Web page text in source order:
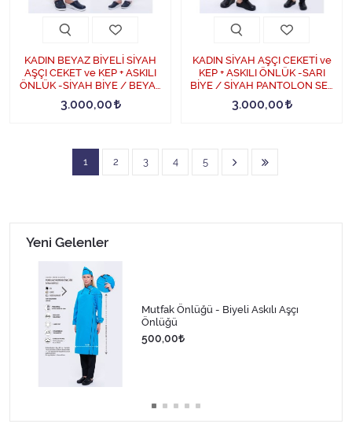
KADIN BEYAZ BİYELİ SİYAH
AŞÇI CEKET ve KEP + ASKILI
ÖNLÜK -SİYAH BİYE / BEYAZ
PANTOLON SET - BeyazBiye-
Siyah
3.000,00
KADIN SİYAH AŞÇI CEKETİ ve
KEP + ASKILI ÖNLÜK -SARI
BİYE / SİYAH PANTOLON SET
- SarıBiye-Siyah
3.000,00
1 2 3 4 5
Yeni Gelenler
Mutfak Önlüğü - Biyeli Askılı Aşçı
Önlüğü
500,00